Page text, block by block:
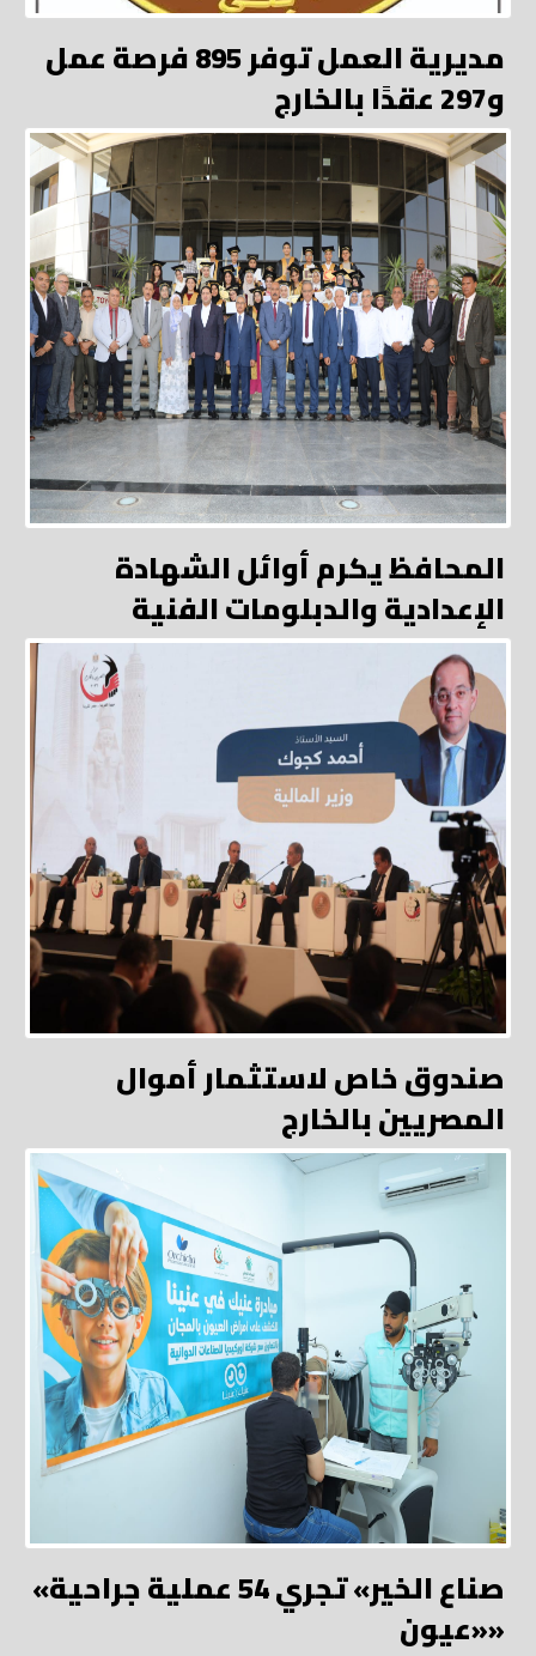
مديرية العمل توفر 895 فرصة عمل
و297 عقدًا بالخارج
المحافظ يكرم أوائل الشهادة
الإعدادية والدبلومات الفنية
صندوق خاص لاستثمار أموال
المصريين بالخارج
«صناع الخير» تجري 54 عملية جراحية
«عيون»